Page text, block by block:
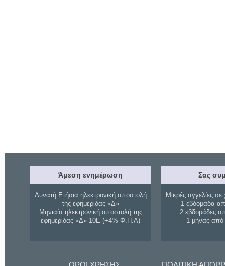
Άμεση ενημέρωση
Δυνατή Ετήσια ηλεκτρονική αποστολή
της εφημερίδας «Δ»
Μηνιαία ηλεκτρονική αποστολή της
εφημερίδας «Δ» 10Ε (+4% Φ.Π.Α)
Σας
Μικρές αγγελίες σε
1 εβδομάδα
2 εβδομάδες
1 μήνας